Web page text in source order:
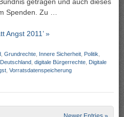
Spenden. Zu …
Angst 2011’ »
Grundrechte Innere Sicherheit Politik
Deutschland digitale Bürgerrechte Digitale
Vorratsdatenspeicherung